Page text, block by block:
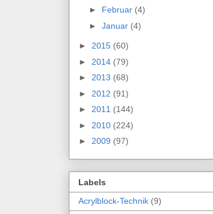
► Februar (4)
► Januar (4)
► 2015 (60)
► 2014 (79)
► 2013 (68)
► 2012 (91)
► 2011 (144)
► 2010 (224)
► 2009 (97)
Labels
Acrylblock-Technik (9)